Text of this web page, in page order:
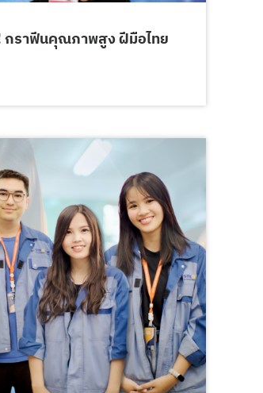
กราฟีนคุณภาพสูง ฝีมือไทย